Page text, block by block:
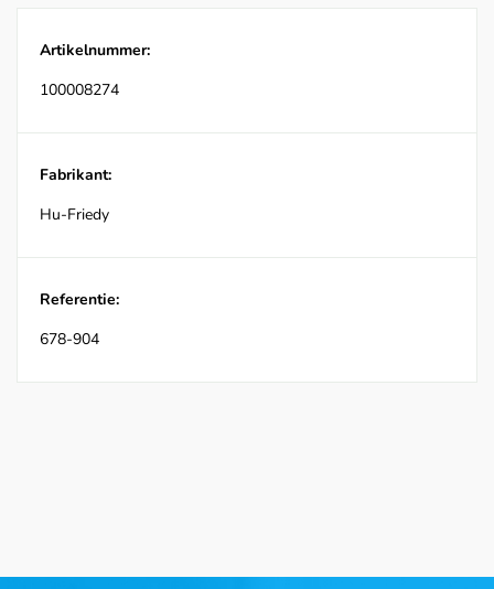
Artikelnummer:
100008274
Fabrikant:
Hu-Friedy
Referentie:
678-904